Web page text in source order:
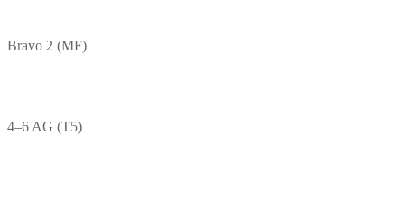
Bravo 2 (MF)
4–6 AG (T5)